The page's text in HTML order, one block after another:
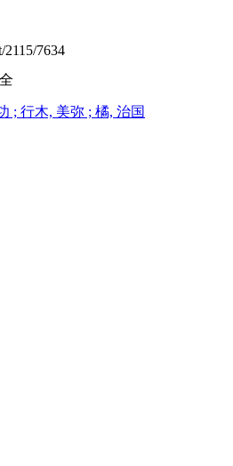
2115/7634
; 行木, 美弥 ; 橘, 治国